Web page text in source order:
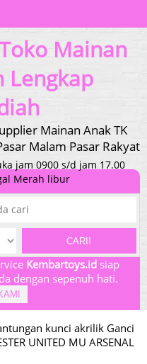
Mainan
Lengkap
Mainan Anak TK
Malam Pasar Rakyat
jam 0900 s/d jam 17.00
Merah libur
CARI!
Kembartoys.id siap
dengan sepenuh hati.
kunci akrilik Ganci
UNITED MU ARSENAL